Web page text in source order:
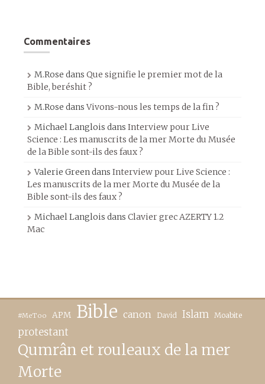
Commentaires
M.Rose dans Que signifie le premier mot de la
Bible, beréshit ?
M.Rose dansVivons-nous les temps de la fin ?
Michael Langlois dans Interview pour Live
Science : Les manuscrits de la mer Morte du Musée
de la Bible sont-ils des faux ?
Valerie Greendans Interview pour Live Science :
Les manuscrits de la mer Morte du Musée de la
Bible sont-ils des faux ?
Michael Langlois dans Clavier grec AZERTY 1.2
Mac
#MeToo APM Bible canon David Islam Moabite
protestant
Qumrân et rouleaux de la mer
Morte